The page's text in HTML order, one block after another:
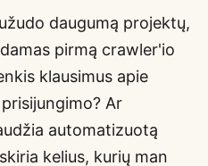
daugumą projektų,
pirmą crawler'io
klausimus apie
Ar
automatizuotą
kelius, kurių man